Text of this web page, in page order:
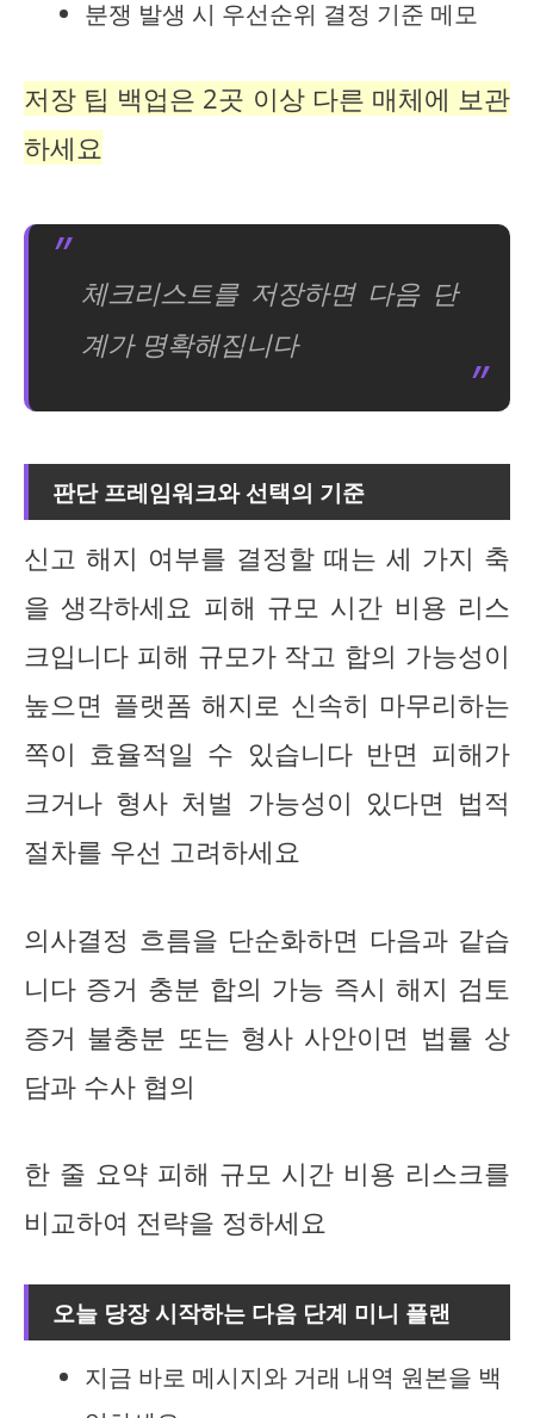
분쟁 발생 시 우선순위 결정 기준 메모
저장 팁 백업은 2곳 이상 다른 매체에 보관
하세요
체크리스트를 저장하면 다음 단
계가 명확해집니다
판단 프레임워크와 선택의 기준
신고 해지 여부를 결정할 때는 세 가지 축
을 생각하세요 피해 규모 시간 비용 리스
크입니다 피해 규모가 작고 합의 가능성이
높으면 플랫폼 해지로 신속히 마무리하는
쪽이 효율적일 수 있습니다 반면 피해가
크거나 형사 처벌 가능성이 있다면 법적
절차를 우선 고려하세요
의사결정 흐름을 단순화하면 다음과 같습
니다 증거 충분 합의 가능 즉시 해지 검토
증거 불충분 또는 형사 사안이면 법률 상
담과 수사 협의
한 줄 요약 피해 규모 시간 비용 리스크를
비교하여 전략을 정하세요
오늘 당장 시작하는 다음 단계 미니 플랜
지금 바로 메시지와 거래 내역 원본을 백